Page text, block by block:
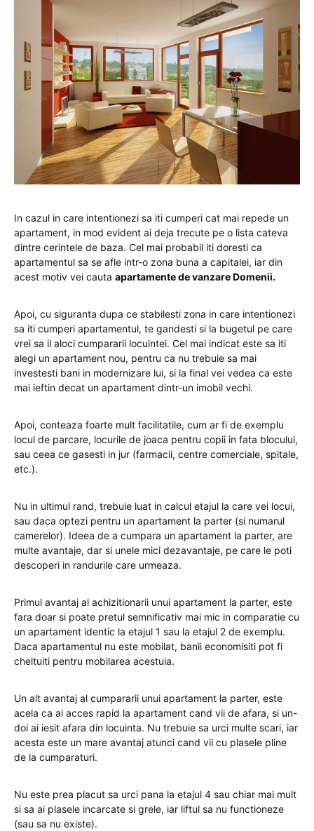
In cazul in care intentionezi sa iti cumperi cat mai repede un
apartament, in mod evident ai deja trecute pe o lista cateva
dintre cerintele de baza. Cel mai probabil iti doresti ca
apartamentul sa se afle intr-o zona buna a capitalei, iar din
acest motiv vei cauta apartamente de vanzare Domenii.
Apoi, cu siguranta dupa ce stabilesti zona in care intentionezi
sa iti cumperi apartamentul, te gandesti si la bugetul pe care
vrei sa il aloci cumpararii locuintei. Cel mai indicat este sa iti
alegi un apartament nou, pentru ca nu trebuie sa mai
investesti bani in modernizare lui, si la final vei vedea ca este
mai ieftin decat un apartament dintr-un imobil vechi.
Apoi, conteaza foarte mult facilitatile, cum ar fi de exemplu
locul de parcare, locurile de joaca pentru copii in fata blocului,
sau ceea ce gasesti in jur (farmacii, centre comerciale, spitale,
etc.).
Nu in ultimul rand, trebuie luat in calcul etajul la care vei locui,
sau daca optezi pentru un apartament la parter (si numarul
camerelor). Ideea de a cumpara un apartament la parter, are
multe avantaje, dar si unele mici dezavantaje, pe care le poti
descoperi in randurile care urmeaza.
Primul avantaj al achizitionarii unui apartament la parter, este
fara doar si poate pretul semnificativ mai mic in comparatie cu
un apartament identic la etajul 1 sau la etajul 2 de exemplu.
Daca apartamentul nu este mobilat, banii economisiti pot fi
cheltuiti pentru mobilarea acestuia.
Un alt avantaj al cumpararii unui apartament la parter, este
acela ca ai acces rapid la apartament cand vii de afara, si un-
doi ai iesit afara din locuinta. Nu trebuie sa urci multe scari, iar
acesta este un mare avantaj atunci cand vii cu plasele pline
de la cumparaturi.
Nu este prea placut sa urci pana la etajul 4 sau chiar mai mult
si sa ai plasele incarcate si grele, iar liftul sa nu functioneze
(sau sa nu existe).